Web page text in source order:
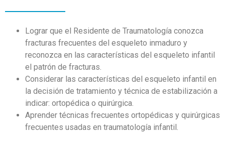
Lograr que el Residente de Traumatología conozca
fracturas frecuentes del esqueleto inmaduro y
reconozca en las características del esqueleto infantil
el patrón de fracturas.
Considerar las características del esqueleto infantil en
la decisión de tratamiento y técnica de estabilización a
indicar: ortopédica o quirúrgica.
Aprender técnicas frecuentes ortopédicas y quirúrgicas
frecuentes usadas en traumatología infantil.